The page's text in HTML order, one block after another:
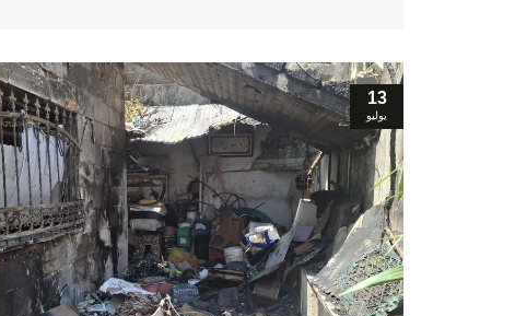
13
يوليو